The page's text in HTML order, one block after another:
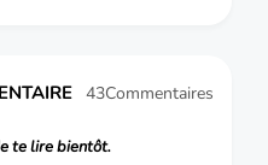
43Commentaires
te lire bientôt.